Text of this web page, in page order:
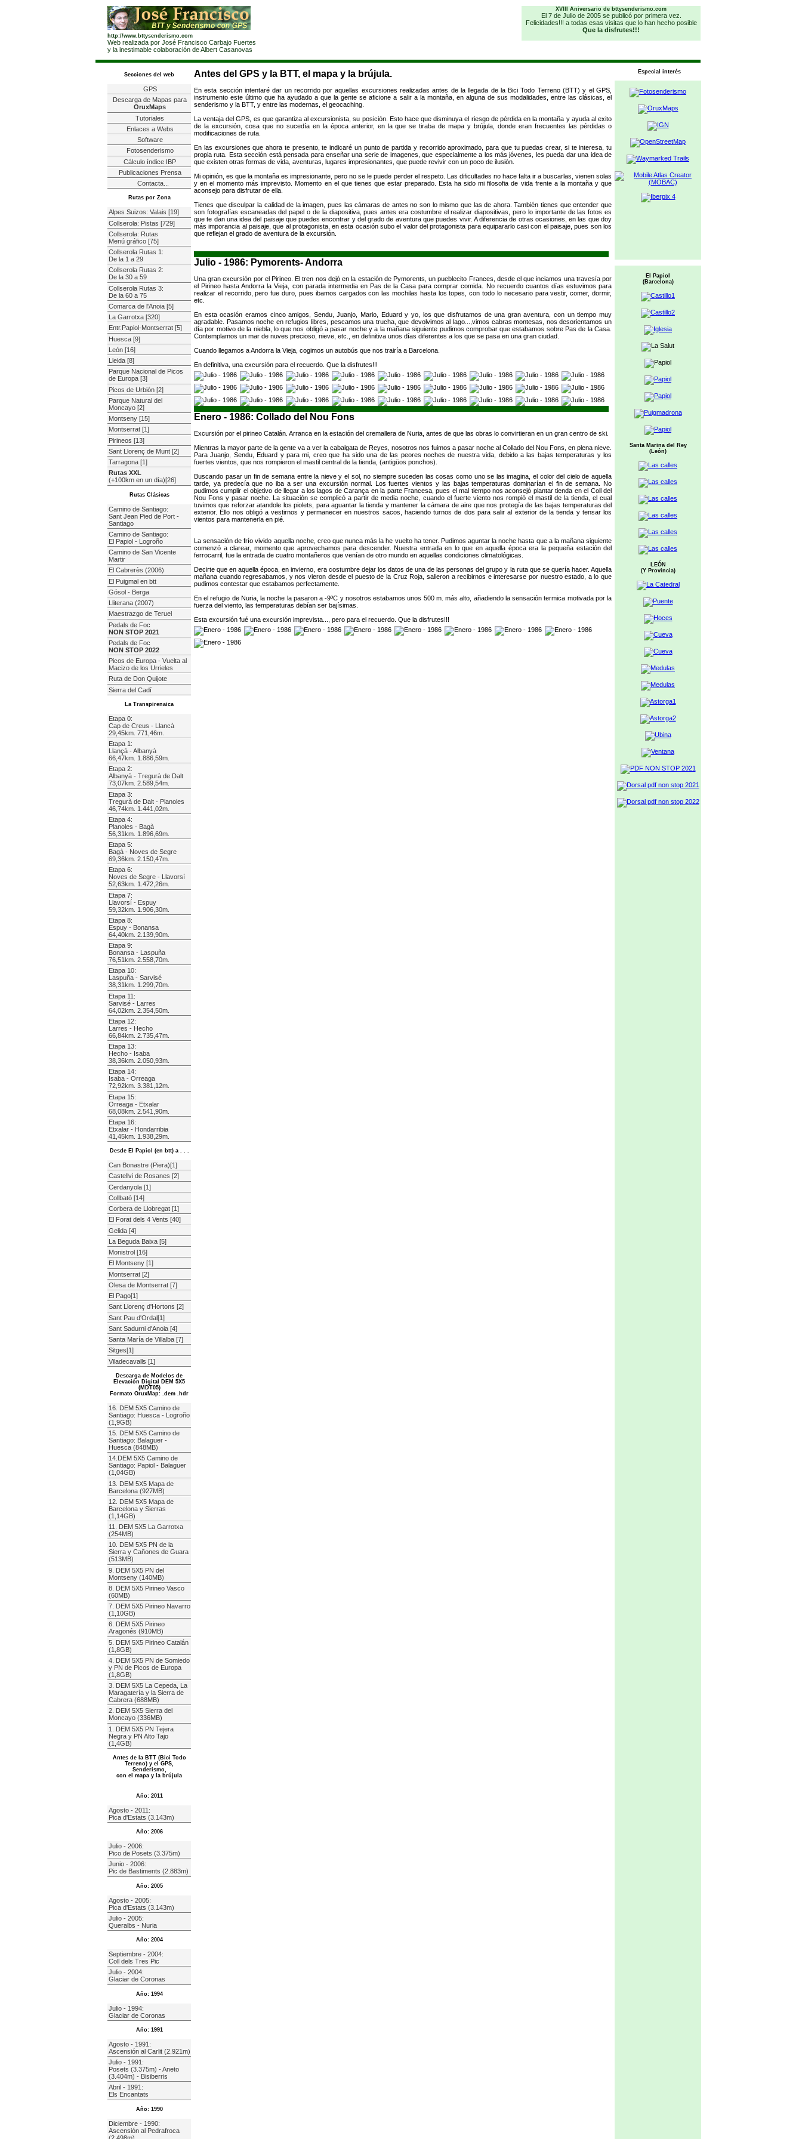
http://www.bttysenderismo.com
Web realizada por José Francisco Carbajo Fuertes
y la inestimable colaboración de Albert Casanovas
XVIII Aniversario de bttysenderismo.com
El 7 de Julio de 2005 se publicó por primera vez.
Felicidades!!! a todas esas visitas que lo han hecho posible
Que la disfrutes!!!
Secciones del web
GPS
Descarga de Mapas para
OruxMaps
Tutoriales
Enlaces a Webs
Software
Fotosenderismo
Cálculo índice IBP
Publicaciones Prensa
Contacta...
Rutas por Zona
Alpes Suizos: Valais [19]
Collserola: Pistas [729]
Collserola: Rutas
Menú gráfico [75]
Collserola Rutas 1:
De la 1 a 29
Collserola Rutas 2:
De la 30 a 59
Collserola Rutas 3:
De la 60 a 75
Comarca de l'Anoia [5]
La Garrotxa [320]
Entr.Papiol-Montserrat [5]
Huesca [9]
León [16]
Lleida [8]
Parque Nacional de Picos
de Europa [3]
Picos de Urbión [2]
Parque Natural del
Moncayo [2]
Montseny [15]
Montserrat [1]
Pirineos [13]
Sant Llorenç de Munt [2]
Tarragona [1]
Rutas XXL
(+100km en un día)[26]
Rutas Clásicas
Camino de Santiago:
Sant Jean Pied de Port -
Santiago
Camino de Santiago:
El Papiol - Logroño
Camino de San Vicente
Martir
El Cabrerès (2006)
El Puigmal en btt
Gósol - Berga
Lliterana (2007)
Maestrazgo de Teruel
Pedals de Foc
NON STOP 2021
Pedals de Foc
NON STOP 2022
Picos de Europa - Vuelta al
Macizo de los Urrieles
Ruta de Don Quijote
Sierra del Cadí
La Transpirenaica
Etapa 0:
Cap de Creus - Llancà
29,45km. 771,46m.
Etapa 1:
Llançà - Albanyà
66,47km. 1.886,59m.
Etapa 2:
Albanyà - Tregurà de Dalt
73,07km. 2.589,54m.
Etapa 3:
Tregurà de Dalt - Planoles
46,74km. 1.441,02m.
Etapa 4:
Planoles - Bagà
56,31km. 1.896,69m.
Etapa 5:
Bagà - Noves de Segre
69,36km. 2.150,47m.
Etapa 6:
Noves de Segre - Llavorsí
52,63km. 1.472,26m.
Etapa 7:
Llavorsí - Espuy
59,32km. 1.906,30m.
Etapa 8:
Espuy - Bonansa
64,40km. 2.139,90m.
Etapa 9:
Bonansa - Laspuña
76,51km. 2.558,70m.
Etapa 10:
Laspuña - Sarvisé
38,31km. 1.299,70m.
Etapa 11:
Sarvisé - Larres
64,02km. 2.354,50m.
Etapa 12:
Larres - Hecho
66,84km. 2.735,47m.
Etapa 13:
Hecho - Isaba
38,36km. 2.050,93m.
Etapa 14:
Isaba - Orreaga
72,92km. 3.381,12m.
Etapa 15:
Orreaga - Etxalar
68,08km. 2.541,90m.
Etapa 16:
Etxalar - Hondarribia
41,45km. 1.938,29m.
Desde El Papiol (en btt) a . . .
Can Bonastre (Piera)[1]
Castellvi de Rosanes [2]
Cerdanyola [1]
Collbató [14]
Corbera de Llobregat [1]
El Forat dels 4 Vents [40]
Gelida [4]
La Beguda Baixa [5]
Monistrol [16]
El Montseny [1]
Montserrat [2]
Olesa de Montserrat [7]
El Pago[1]
Sant Llorenç d'Hortons [2]
Sant Pau d'Ordal[1]
Sant Sadurni d'Anoia [4]
Santa María de Villalba [7]
Sitges[1]
Viladecavalls [1]
Descarga de Modelos de
Elevación Digital DEM 5X5
(MDT05)
Formato OruxMap: .dem .hdr
16. DEM 5X5 Camino de
Santiago: Huesca - Logroño
(1,9GB)
15. DEM 5X5 Camino de
Santiago: Balaguer -
Huesca (848MB)
14.DEM 5X5 Camino de
Santiago: Papiol - Balaguer
(1,04GB)
13. DEM 5X5 Mapa de
Barcelona (927MB)
12. DEM 5X5 Mapa de
Barcelona y Sierras
(1,14GB)
11. DEM 5X5 La Garrotxa
(254MB)
10. DEM 5X5 PN de la
Sierra y Cañones de Guara
(513MB)
9. DEM 5X5 PN del
Montseny (140MB)
8. DEM 5X5 Pirineo Vasco
(60MB)
7. DEM 5X5 Pirineo Navarro
(1,10GB)
6. DEM 5X5 Pirineo
Aragonés (910MB)
5. DEM 5X5 Pirineo Catalán
(1,8GB)
4. DEM 5X5 PN de Somiedo
y PN de Picos de Europa
(1,8GB)
3. DEM 5X5 La Cepeda, La
Maragatería y la Sierra de
Cabrera (688MB)
2. DEM 5X5 Sierra del
Moncayo (336MB)
1. DEM 5X5 PN Tejera
Negra y PN Alto Tajo
(1,4GB)
Antes de la BTT (Bici Todo
Terreno) y el GPS,
Senderismo,
con el mapa y la brújula
Año: 2011
Agosto - 2011:
Pica d'Estats (3.143m)
Año: 2006
Julio - 2006:
Pico de Posets (3.375m)
Junio - 2006:
Pic de Bastiments (2.883m)
Año: 2005
Agosto - 2005:
Pica d'Estats (3.143m)
Julio - 2005:
Queralbs - Nuria
Año: 2004
Septiembre - 2004:
Coll dels Tres Pic
Julio - 2004:
Glaciar de Coronas
Año: 1994
Julio - 1994:
Glaciar de Coronas
Año: 1991
Agosto - 1991:
Ascensión al Carlit (2.921m)
Julio - 1991:
Posets (3.375m) - Aneto
(3.404m) - Bisiberris
Abril - 1991:
Els Encantats
Año: 1990
Diciembre - 1990:
Ascensión al Pedrafroca
Antes del GPS y la BTT, el mapa y la brújula.
En esta sección intentaré dar un recorrido por aquellas excursiones realizadas antes de la llegada de la Bici Todo Terreno (BTT) y el GPS,
instrumento este último que ha ayudado a que la gente se aficione a salir a la montaña, en alguna de sus modalidades, entre las clásicas, el
senderismo y la BTT, y entre las modernas, el geocaching.
La ventaja del GPS, es que garantiza al excursionista, su posición. Esto hace que disminuya el riesgo de pérdida en la montaña y ayuda al exito
de la excursión, cosa que no sucedía en la época anterior, en la que se tiraba de mapa y brújula, donde eran frecuentes las pérdidas o
modificaciones de ruta.
En las excursiones que ahora te presento, te indicaré un punto de partida y recorrido aproximado, para que tu puedas crear, si te interesa, tu
propia ruta. Esta sección está pensada para enseñar una serie de imagenes, que especialmente a los más jóvenes, les pueda dar una idea de
que existen otras formas de vida, aventuras, lugares impresionantes, que puede revivir con un poco de ilusión.
Mi opinión, es que la montaña es impresionante, pero no se le puede perder el respeto. Las dificultades no hace falta ir a buscarlas, vienen solas
y en el momento más imprevisto. Momento en el que tienes que estar preparado. Esta ha sido mi filosofia de vida frente a la montaña y que
aconsejo para disfrutar de ella.
Tienes que disculpar la calidad de la imagen, pues las cámaras de antes no son lo mismo que las de ahora. También tienes que entender que
son fotografías escaneadas del papel o de la diapositiva, pues antes era costumbre el realizar diapositivas, pero lo importante de las fotos es
que te dan una idea del paisaje que puedes encontrar y del grado de aventura que puedes vivir. A diferencia de otras ocasiones, en las que doy
más imporancia al paisaje, que al protagonista, en esta ocasión subo el valor del protagonista para equipararlo casi con el paisaje, pues son los
que reflejan el grado de aventura de la excursión.
Julio - 1986: Pymorents- Andorra
Una gran excursión por el Pirineo. El tren nos dejó en la estación de Pymorents, un pueblecito Frances, desde el que inciamos una travesía por
el Pirineo hasta Andorra la Vieja, con parada intermedia en Pas de la Casa para comprar comida. No recuerdo cuantos días estuvimos para
realizar el recorrido, pero fue duro, pues ibamos cargados con las mochilas hasta los topes, con todo lo necesario para vestir, comer, dormir,
etc.
En esta ocasión eramos cinco amigos, Sendu, Juanjo, Mario, Eduard y yo, los que disfrutamos de una gran aventura, con un tiempo muy
agradable. Pasamos noche en refugios libres, pescamos una trucha, que devolvimos al lago...,vimos cabras montesas, nos desorientamos un
día por motivo de la niebla, lo que nos obligó a pasar noche y a la mañana siguiente pudimos comprobar que estabamos sobre Pas de la Casa.
Contemplamos un mar de nuves precioso, nieve, etc., en definitiva unos días diferentes a los que se pasa en una gran ciudad.
Cuando llegamos a Andorra la Vieja, cogimos un autobús que nos trairía a Barcelona.
En definitiva, una excursión para el recuerdo. Que la disfrutes!!!
Enero - 1986: Collado del Nou Fons
Excursión por el pirineo Catalán. Arranca en la estación del cremallera de Nuria, antes de que las obras lo convirtieran en un gran centro de ski.
Mientras la mayor parte de la gente va a ver la cabalgata de Reyes, nosotros nos fuimos a pasar noche al Collado del Nou Fons, en plena nieve.
Para Juanjo, Sendu, Eduard y para mi, creo que ha sido una de las peores noches de nuestra vida, debido a las bajas temperaturas y los
fuertes vientos, que nos rompieron el mastil central de la tienda, (antigüos ponchos).
Buscando pasar un fin de semana entre la nieve y el sol, no siempre suceden las cosas como uno se las imagina, el color del cielo de aquella
tarde, ya predecía que no iba a ser una excursión normal. Los fuertes vientos y las bajas temperaturas dominarían el fin de semana. No
pudimos cumplir el objetivo de llegar a los lagos de Carança en la parte Francesa, pues el mal tiempo nos aconsejó plantar tienda en el Coll del
Nou Fons y pasar noche. La situación se complicó a partir de media noche, cuando el fuerte viento nos rompió el mastil de la tienda, el cual
tuvimos que reforzar atandole los piolets, para aguantar la tienda y mantener la cámara de aire que nos protegía de las bajas temperaturas del
exterior. Ello nos obligó a vestirnos y permanecer en nuestros sacos, haciendo turnos de dos para salir al exterior de la tienda y tensar los
vientos para mantenerla en pié.
La sensación de frío vivido aquella noche, creo que nunca más la he vuelto ha tener. Pudimos aguntar la noche hasta que a la mañana siguiente
comenzó a clarear, momento que aprovechamos para descender. Nuestra entrada en lo que en aquella época era la pequeña estación del
ferrocarril, fue la entrada de cuatro montañeros que venían de otro mundo en aquellas condiciones climatológicas.
Decirte que en aquella época, en invierno, era costumbre dejar los datos de una de las personas del grupo y la ruta que se quería hacer. Aquella
mañana cuando regresabamos, y nos vieron desde el puesto de la Cruz Roja, salieron a recibirnos e interesarse por nuestro estado, a lo que
pudimos contestar que estabamos perfectamente.
En el refugio de Nuria, la noche la pasaron a -9ºC y nosotros estabamos unos 500 m. más alto, añadiendo la sensación termica motivada por la
fuerza del viento, las temperaturas debían ser bajísimas.
Esta excursión fué una excursión imprevista..., pero para el recuerdo. Que la disfrutes!!!
Especial interés
El Papiol
(Barcelona)
Santa Marina del Rey
(León)
LEÓN
(Y Provincia)